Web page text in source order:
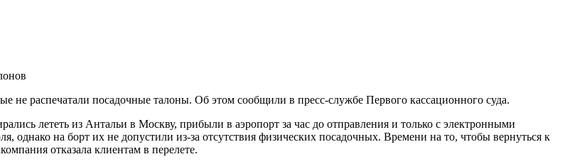
не распечатали посадочные талоны. Об этом сообщили в пресс-службе Первого кассационного суда.
лететь из Антальи в Москву, прибыли в аэропорт за час до отправления и только с электронными
однако на борт их не допустили из-за отсутствия физических посадочных. Времени на то, чтобы вернуться к
отказала клиентам в перелете.